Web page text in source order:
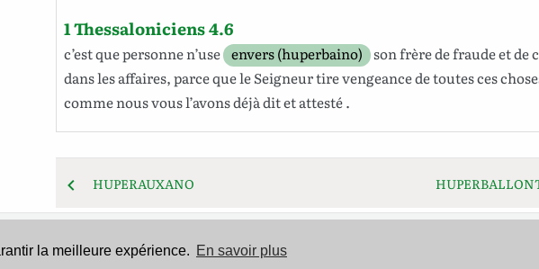
la meilleure expérience. En savoir plus
1 Thessaloniciens 4.6
c’est quepersonnen’use envers (huperbaino) sonfrèredefraudeetde
danslesaffaires,parce queleSeigneurtirevengeancedetoutesces
commenousvousl’avons déjàditetattesté.
HUPERAUXANO
Mentions légales-